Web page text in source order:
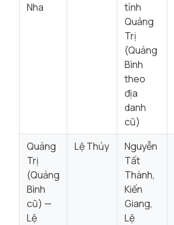
Nha
tỉnh
Quảng
Trị
(Quảng
Bình
theo
địa
danh
cũ)
Quảng
Trị
(Quảng
Bình
cũ) —
Lệ
Lệ Thủy
Nguyễn
Tất
Thành,
Kiến
Giang,
Lệ